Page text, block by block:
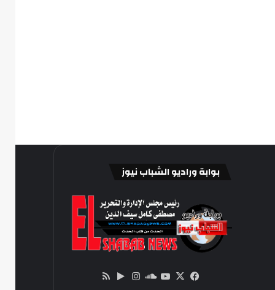
بوابة وراديو الشباب نيوز
فيسبوك
‫X
‫YouTube
ساوندانستقرام‏Google